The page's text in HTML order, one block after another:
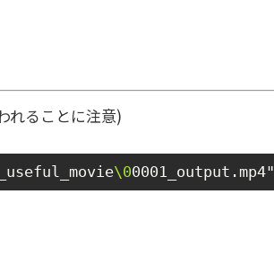
れることに注意)
\00001_output.mp4"